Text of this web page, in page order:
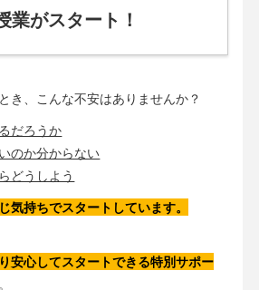
業がスタート！
き、こんな不安はありませんか？
だろうか
のか分からない
どうしよう
気持ちでスタートしています。
安心してスタートできる特別サポー